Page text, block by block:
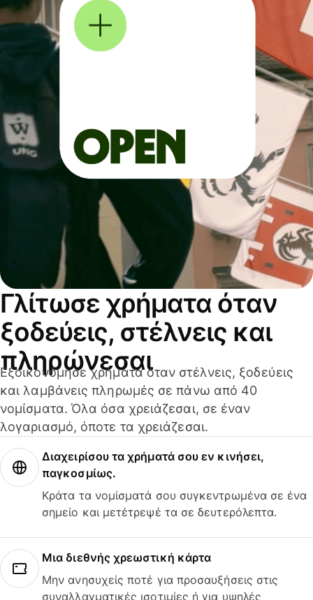
Γλίτωσε χρήματα όταν
ξοδεύεις, στέλνεις και
πληρώνεσαι
Εξοικονόμησε χρήματα όταν στέλνεις, ξοδεύεις
και λαμβάνεις πληρωμές σε πάνω από 40
νομίσματα. Όλα όσα χρειάζεσαι, σε έναν
λογαριασμό, όποτε τα χρειάζεσαι.
Διαχειρίσου τα χρήματά σου εν κινήσει,
παγκοσμίως.
Κράτα τα νομίσματά σου συγκεντρωμένα σε ένα
σημείο και μετέτρεψέ τα σε δευτερόλεπτα.
Μια διεθνής χρεωστική κάρτα
Μην ανησυχείς ποτέ για προσαυξήσεις στις
συναλλαγματικές ισοτιμίες ή για υψηλές